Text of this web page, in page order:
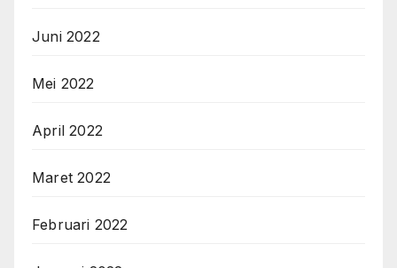
Juni 2022
Mei 2022
April 2022
Maret 2022
Februari 2022